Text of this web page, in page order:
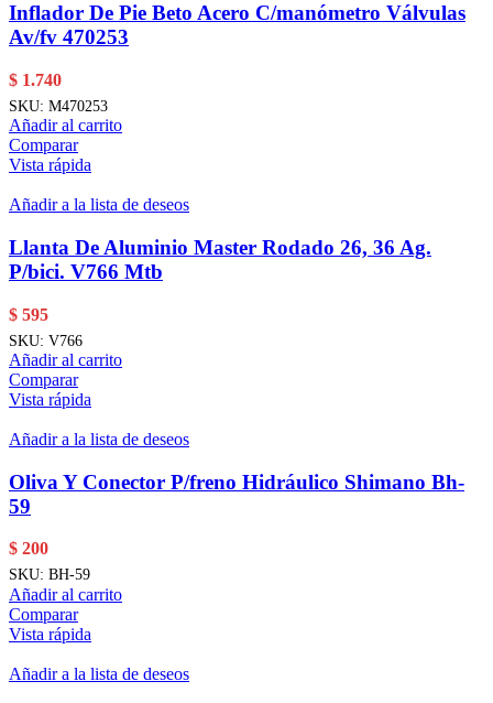
Inflador De Pie Beto Acero C/manómetro Válvulas
Av/fv 470253
$ 1.740
SKU: M470253
Añadir al carrito
Comparar
Vista rápida
Añadir a la lista de deseos
Llanta De Aluminio Master Rodado 26, 36 Ag.
P/bici. V766 Mtb
$ 595
SKU: V766
Añadir al carrito
Comparar
Vista rápida
Añadir a la lista de deseos
Oliva Y Conector P/freno Hidráulico Shimano Bh-
59
$ 200
SKU: BH-59
Añadir al carrito
Comparar
Vista rápida
Añadir a la lista de deseos